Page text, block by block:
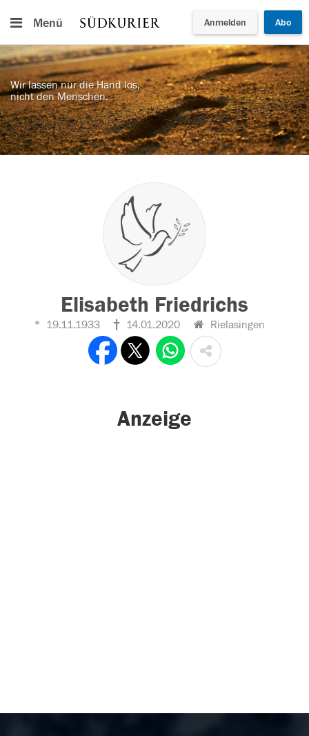
Menü Anmelden Abo
Wir lassen nur die Hand los,
nicht den Menschen.
Elisabeth Friedrichs
19.11.1933 14.01.2020 Rielasingen
Anzeige